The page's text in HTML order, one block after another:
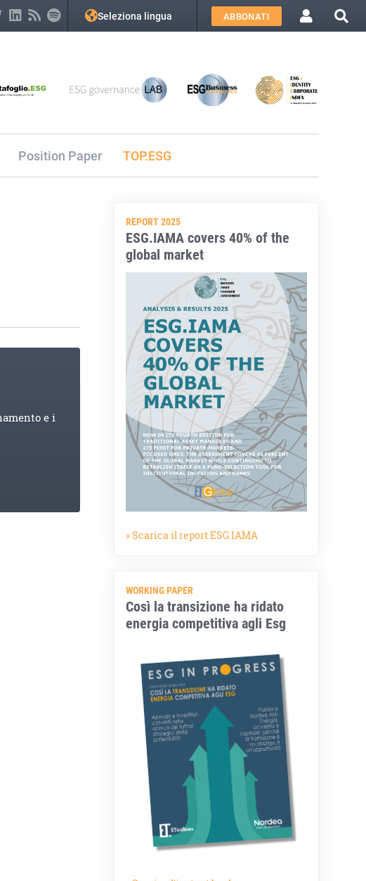
Seleziona lingua ABBONATI
Position Paper TOP.ESG
e i
REPORT 2025
ESG.IAMA covers 40% of the
global market
» Scarica il report ESG.IAMA
WORKING PAPER
Così la transizione ha ridato
energia competitiva agli Esg